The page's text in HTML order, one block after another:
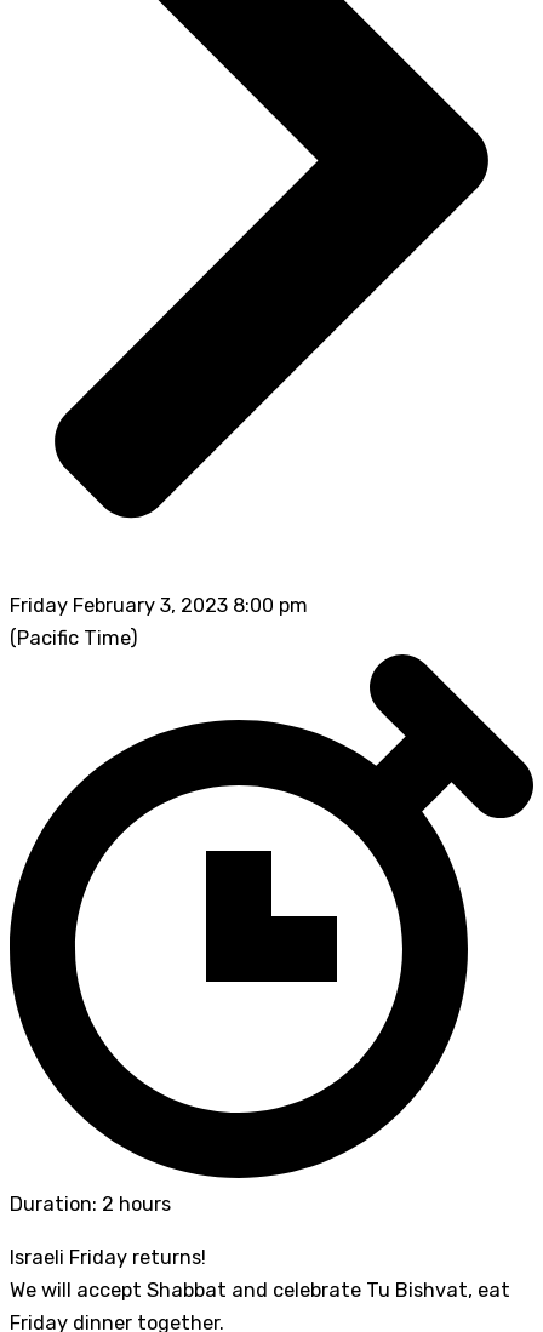
Friday February 3, 2023 8:00 pm
(Pacific Time)
Duration: 2 hours
Israeli Friday returns!
We will accept Shabbat and celebrate Tu Bishvat, eat
Friday dinner together.